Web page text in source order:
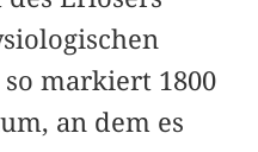
markiert 1800
an dem es